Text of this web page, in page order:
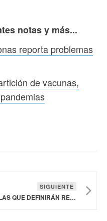
notas y más...
reporta problemas
de vacunas,
SIGUIENTE
OMS NEGOCIA REGLAS QUE DEFINIRÁN REPARTICIÓN DE VACUNAS, DIAGNÓSTICOS Y TRATAMIENTOS EN FUTURAS PANDEMIAS